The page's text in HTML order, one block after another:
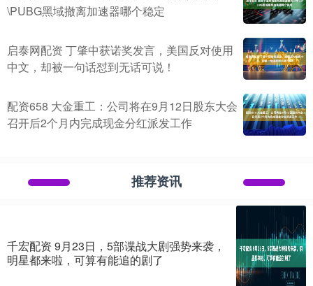
\PUBG黑域撤离加速器哪个稳定
启泰网配资 丁肇中获诺奖发言，美国反对使用
中文，却被一句话怼到无话可说！
配资658 大金重工：公司将在9月12日股东大会
召开后2个月内完成现金分红派发工作
推荐资讯
千宏配资 9月23日，5部谍战大剧强势来袭，
明星都来啦，可算有能追的剧了